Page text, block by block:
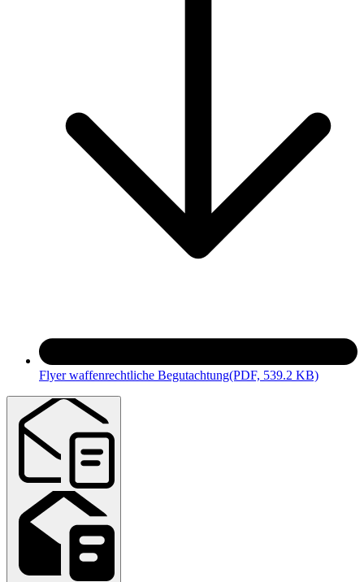
Flyer waffenrechtliche Begutachtung(PDF, 539.2 KB)